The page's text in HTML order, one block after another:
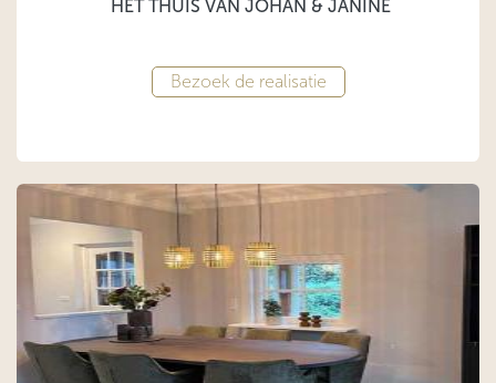
HET THUIS VAN JOHAN & JANINE
Bezoek de realisatie